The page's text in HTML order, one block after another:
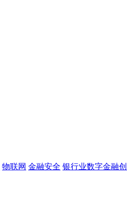
物联网 金融安全 银行业数字金融